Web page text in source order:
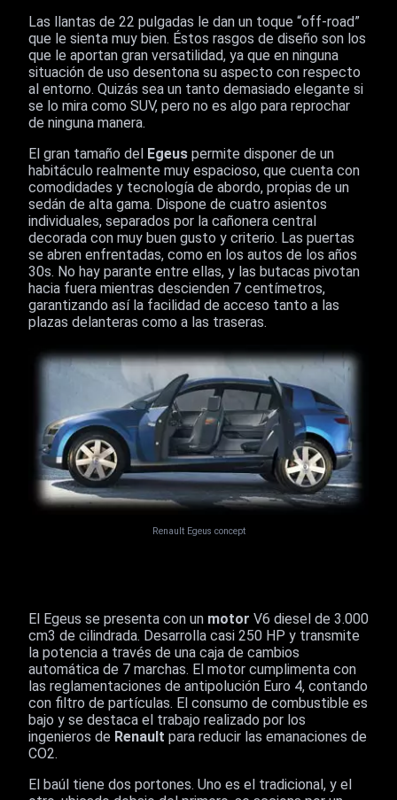
Las llantas de 22 pulgadas le dan un toque “off-road”
que le sienta muy bien. Éstos rasgos de diseño son los
que le aportan gran versatilidad, ya que en ninguna
situación de uso desentona su aspecto con respecto
al entorno. Quizás sea un tanto demasiado elegante si
se lo mira como SUV, pero no es algo para reprochar
de ninguna manera.
El gran tamaño del Egeus permite disponer de un
habitáculo realmente muy espacioso, que cuenta con
comodidades y tecnología de abordo, propias de un
sedán de alta gama. Dispone de cuatro asientos
individuales, separados por la cañonera central
decorada con muy buen gusto y criterio. Las puertas
se abren enfrentadas, como en los autos de los años
30s. No hay parante entre ellas, y las butacas pivotan
hacia fuera mientras descienden 7 centímetros,
garantizando así la facilidad de acceso tanto a las
plazas delanteras como a las traseras.
Renault Egeus concept
El Egeus se presenta con un motor V6 diesel de 3.000
cm3 de cilindrada. Desarrolla casi 250 HP y transmite
la potencia a través de una caja de cambios
automática de 7 marchas. El motor cumplimenta con
las reglamentaciones de antipolución Euro 4, contando
con filtro de partículas. El consumo de combustible es
bajo y se destaca el trabajo realizado por los
ingenieros de Renault para reducir las emanaciones de
CO2.
El baúl tiene dos portones. Uno es el tradicional, y el